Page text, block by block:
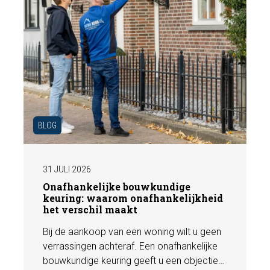
BLOG
31 JULI 2026
Onafhankelijke bouwkundige
keuring: waarom onafhankelijkheid
het verschil maakt
Bij de aankoop van een woning wilt u geen
verrassingen achteraf. Een onafhankelijke
bouwkundige keuring geeft u een objectief